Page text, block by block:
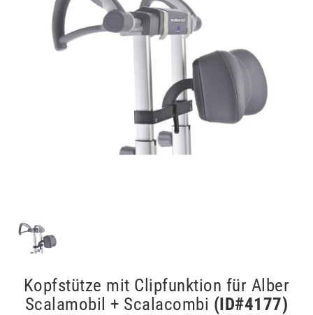
Kopfstütze mit Clipfunktion für Alber
Scalamobil + Scalacombi (ID#4177)